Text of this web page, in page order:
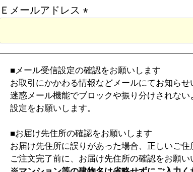
須
)
Ｅメールアドレス
必
)
■メール受信設定の確認をお願いします
お取引にかかわる情報などメールにてお知らせ
迷惑メール機能でブロックや振り分けされな
設定をお願いします。
■お届け先住所の確認をお願いします
お届け先住所に誤りがあった場合、正しいご住
ご注文完了前に、お届け先住所の確認をお願い